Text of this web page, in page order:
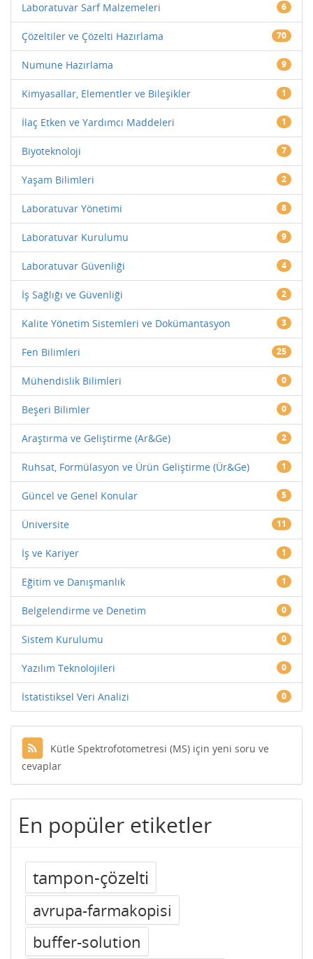
Laboratuvar Sarf Malzemeleri 6
Çözeltiler ve Çözelti Hazırlama 70
Numune Hazırlama 9
Kimyasallar, Elementler ve Bileşikler 1
İlaç Etken ve Yardımcı Maddeleri 1
Biyoteknoloji 7
Yaşam Bilimleri 2
Laboratuvar Yönetimi 8
Laboratuvar Kurulumu 9
Laboratuvar Güvenliği 4
İş Sağlığı ve Güvenliği 2
Kalite Yönetim Sistemleri ve Dokümantasyon 3
Fen Bilimleri 25
Mühendislik Bilimleri 0
Beşeri Bilimler 0
Araştırma ve Geliştirme (Ar&Ge) 2
Ruhsat, Formülasyon ve Ürün Geliştirme (Ür&Ge) 1
Güncel ve Genel Konular 5
Üniversite 11
İş ve Kariyer 1
Eğitim ve Danışmanlık 1
Belgelendirme ve Denetim 0
Sistem Kurulumu 0
Yazılım Teknolojileri 0
İstatistiksel Veri Analizi 0
Kütle Spektrofotometresi (MS) için yeni soru ve
cevaplar
En popüler etiketler
tampon-çözelti
avrupa-farmakopisi
buffer-solution